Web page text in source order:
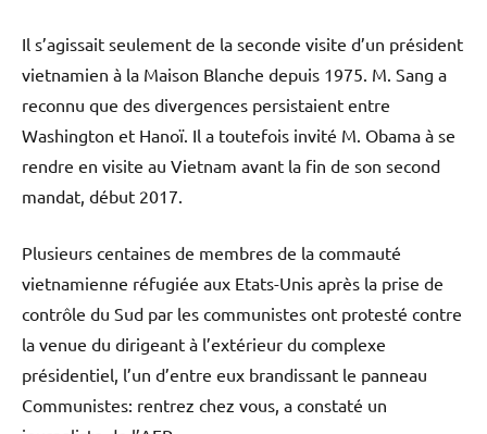
Il s’agissait seulement de la seconde visite d’un président
vietnamien à la Maison Blanche depuis 1975. M. Sang a
reconnu que des divergences persistaient entre
Washington et Hanoï. Il a toutefois invité M. Obama à se
rendre en visite au Vietnam avant la fin de son second
mandat, début 2017.
Plusieurs centaines de membres de la commauté
vietnamienne réfugiée aux Etats-Unis après la prise de
contrôle du Sud par les communistes ont protesté contre
la venue du dirigeant à l’extérieur du complexe
présidentiel, l’un d’entre eux brandissant le panneau
Communistes: rentrez chez vous, a constaté un